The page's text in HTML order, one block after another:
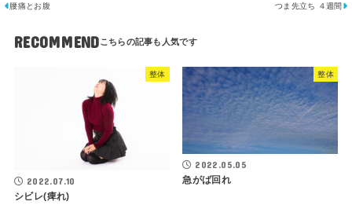
腰痛とお腹 つま先立ち ４週間
RECOMMEND
整体
2022.07.10
シビレ(痺れ)
整体
2022.05.05
急がば回れ